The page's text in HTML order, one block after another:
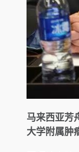
马来西亚芳
大学附属肿